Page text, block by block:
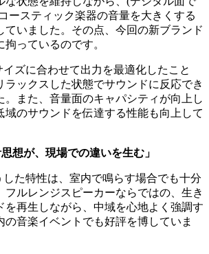
ースティック楽器の音量を大きくする
ていました。その点、今回の新ブランド
っているのです。
イズに合わせて出力を最適化したこと
ラックスした状態でサウンドに反応でき
。また、音量面のキャパシティが向上し
域のサウンドを伝達する性能も向上して
想が、現場での違いを生む」
した特性は、室内で鳴らす場合でも十分
フルレンジスピーカーならではの、生き
を再生しながら、中域を心地よく強調す
の音楽イベントでも好評を博していま